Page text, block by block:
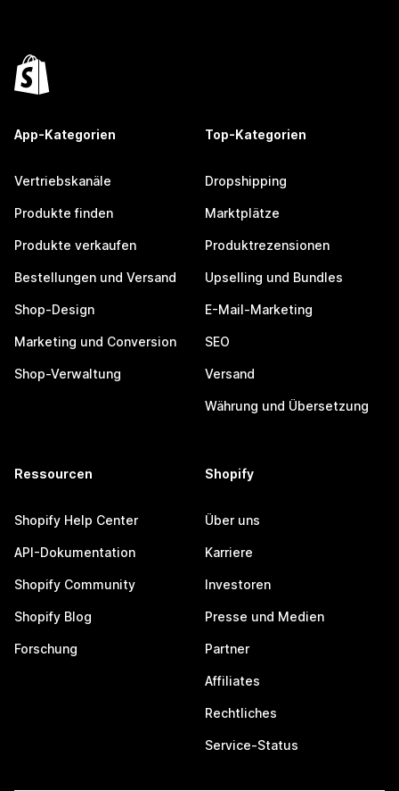
App-Kategorien
Vertriebskanäle
Produkte finden
Produkte verkaufen
Bestellungen und Versand
Shop-Design
Marketing und Conversion
Shop-Verwaltung
Top-Kategorien
Dropshipping
Marktplätze
Produktrezensionen
Upselling und Bundles
E-Mail-Marketing
SEO
Versand
Währung und Übersetzung
Ressourcen
Shopify Help Center
API-Dokumentation
Shopify Community
Shopify Blog
Forschung
Shopify
Über uns
Karriere
Investoren
Presse und Medien
Partner
Affiliates
Rechtliches
Service-Status